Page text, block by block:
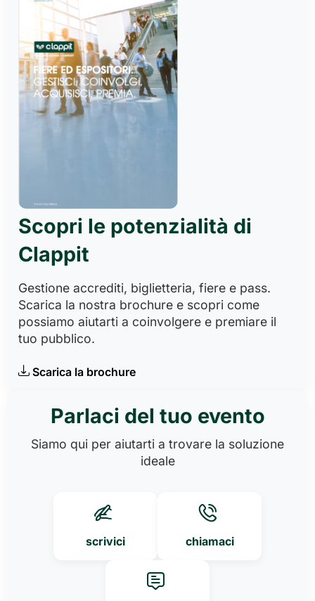
Scopri le potenzialità di
Clappit
Gestione accrediti, biglietteria, fiere e pass.
Scarica la nostra brochure e scopri come
possiamo aiutarti a coinvolgere e premiare il
tuo pubblico.
Scarica la brochure
Parlaci del tuo evento
Siamo qui per aiutarti a trovare la soluzione
ideale
scrivici chiamaci